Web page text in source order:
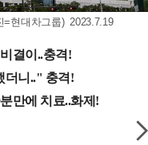
현대차그룹) 2023.7.19